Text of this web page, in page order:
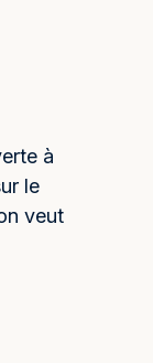
à
le
veut